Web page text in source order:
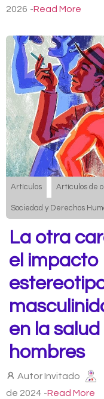
2026 -Read More
Artículos Artículos de
Sociedad y Derechos
La otra
el impacto
en la
hombres
Autor Invitado
de 2024 -Read More